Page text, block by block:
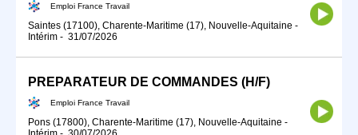
Emploi France Travail
Saintes (17100), Charente-Maritime (17), Nouvelle-Aquitaine -
Intérim - 31/07/2026
PREPARATEUR DE COMMANDES (H/F)
Emploi France Travail
Pons (17800), Charente-Maritime (17), Nouvelle-Aquitaine -